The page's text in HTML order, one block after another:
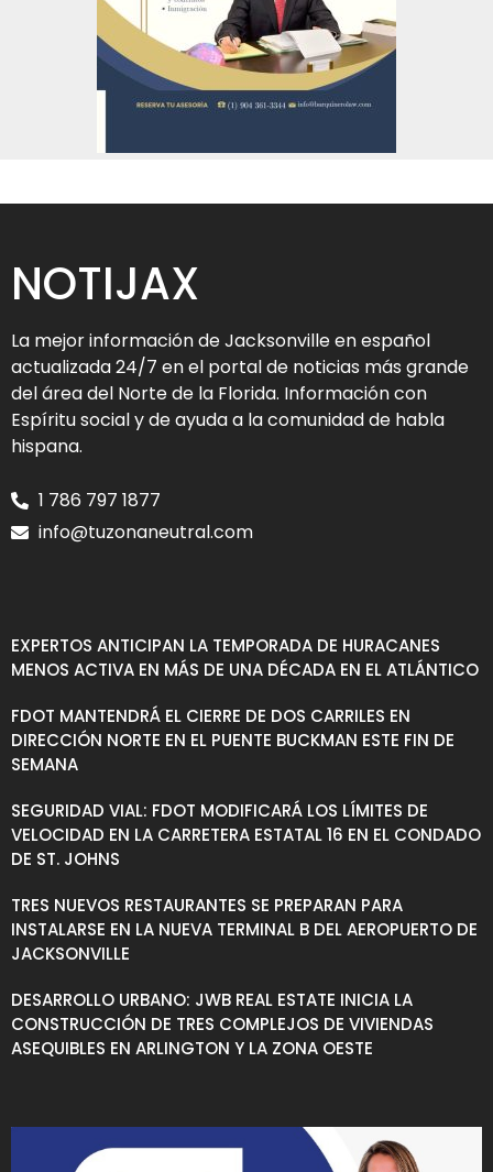
NOTIJAX
La mejor información de Jacksonville en español
actualizada 24/7 en el portal de noticias más grande
del área del Norte de la Florida. Información con
Espíritu social y de ayuda a la comunidad de habla
hispana.
1 786 797 1877
info@tuzonaneutral.com
EXPERTOS ANTICIPAN LA TEMPORADA DE HURACANES
MENOS ACTIVA EN MÁS DE UNA DÉCADA EN EL ATLÁNTICO
FDOT MANTENDRÁ EL CIERRE DE DOS CARRILES EN
DIRECCIÓN NORTE EN EL PUENTE BUCKMAN ESTE FIN DE
SEMANA
SEGURIDAD VIAL: FDOT MODIFICARÁ LOS LÍMITES DE
VELOCIDAD EN LA CARRETERA ESTATAL 16 EN EL CONDADO
DE ST. JOHNS
TRES NUEVOS RESTAURANTES SE PREPARAN PARA
INSTALARSE EN LA NUEVA TERMINAL B DEL AEROPUERTO DE
JACKSONVILLE
DESARROLLO URBANO: JWB REAL ESTATE INICIA LA
CONSTRUCCIÓN DE TRES COMPLEJOS DE VIVIENDAS
ASEQUIBLES EN ARLINGTON Y LA ZONA OESTE